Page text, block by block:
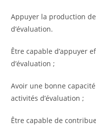
Appuyer la production
d’évaluation.
Être capable d’appuyer
d’évaluation ;
Avoir une bonne
activités d’évaluation ;
Être capable de